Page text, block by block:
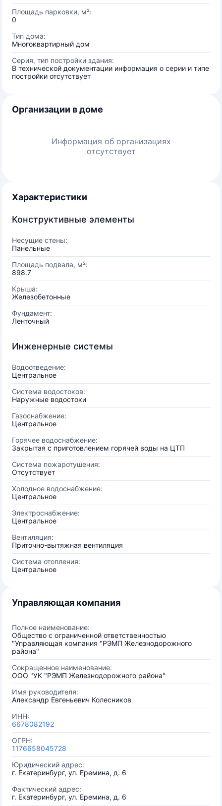
Площадь парковки, м²:
0
Тип дома:
Многоквартирный дом
Серия, тип постройки здания:
В технической документации информация о серии и типе
постройки отсутствует
Организации в доме
Информация об организациях
отсутствует
Характеристики
Конструктивные элементы
Несущие стены:
Панельные
Площадь подвала, м²:
898.7
Крыша:
Железобетонные
Фундамент:
Ленточный
Инженерные системы
Водоотведение:
Центральное
Система водостоков:
Наружные водостоки
Газоснабжение:
Центральное
Горячее водоснабжение:
Закрытая с приготовлением горячей воды на ЦТП
Система пожаротушения:
Отсутствует
Холодное водоснабжение:
Центральное
Электроснабжение:
Центральное
Вентиляция:
Приточно-вытяжная вентиляция
Система отопления:
Центральное
Управляющая компания
Полное наименование:
Общество с ограниченной ответственностью
"Управляющая компания "РЭМП Железнодорожного
района"
Сокращенное наименование:
ООО "УК "РЭМП Железнодорожного района"
Имя руководителя:
Александр Евгеньевич Колесников
ИНН:
6678082192
ОГРН:
1176658045728
Юридический адрес:
г. Екатеринбург, ул. Еремина, д. 6
Фактический адрес:
г. Екатеринбург, ул. Еремина, д. 6